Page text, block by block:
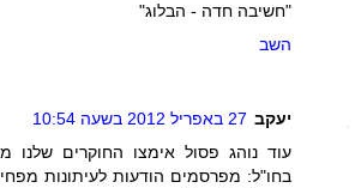
"חשיבה חדה - הבלוג"
השב
יעקב 27 באפריל 2012 בשעה 10:54
עוד נוהג פסול אימצו החוקרים שלנו
בחו"ל: מפרסמים הודעות לעיתונות